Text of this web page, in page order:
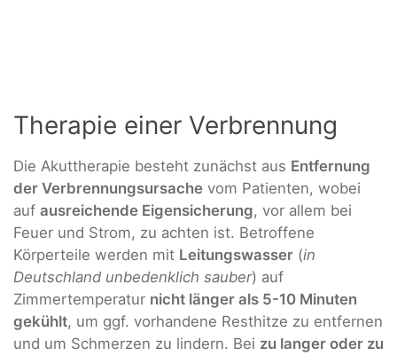
Therapie einer Verbrennung
Die Akuttherapie besteht zunächst aus Entfernung
der Verbrennungsursache vom Patienten, wobei
auf ausreichende Eigensicherung, vor allem bei
Feuer und Strom, zu achten ist. Betroffene
Körperteile werden mit Leitungswasser (in
Deutschland unbedenklich sauber) auf
Zimmertemperatur nicht länger als 5-10 Minuten
gekühlt, um ggf. vorhandene Resthitze zu entfernen
und um Schmerzen zu lindern. Bei zu langer oder zu